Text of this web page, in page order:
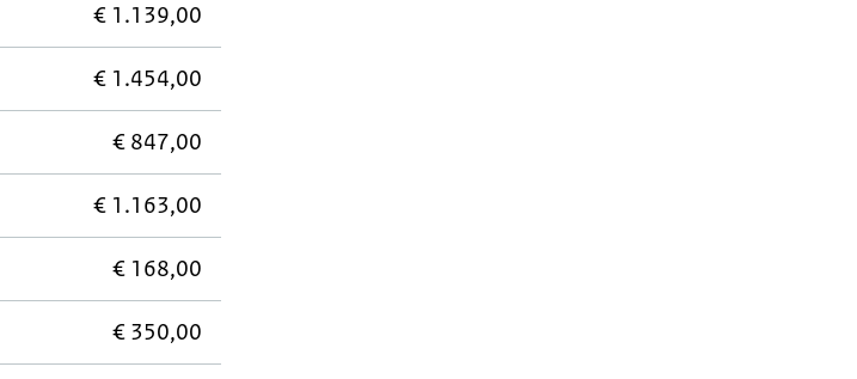
€ 1.139,00
€ 1.454,00
€ 847,00
€ 1.163,00
€ 168,00
€ 350,00